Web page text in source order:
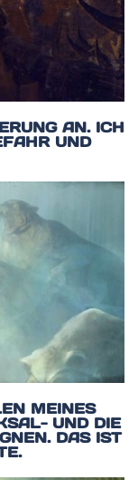
AN. ICH
UND A
MEINES
UND DIE
DAS IST